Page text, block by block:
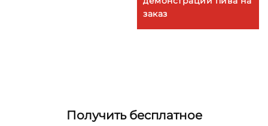
заказ
Получить бесплатное